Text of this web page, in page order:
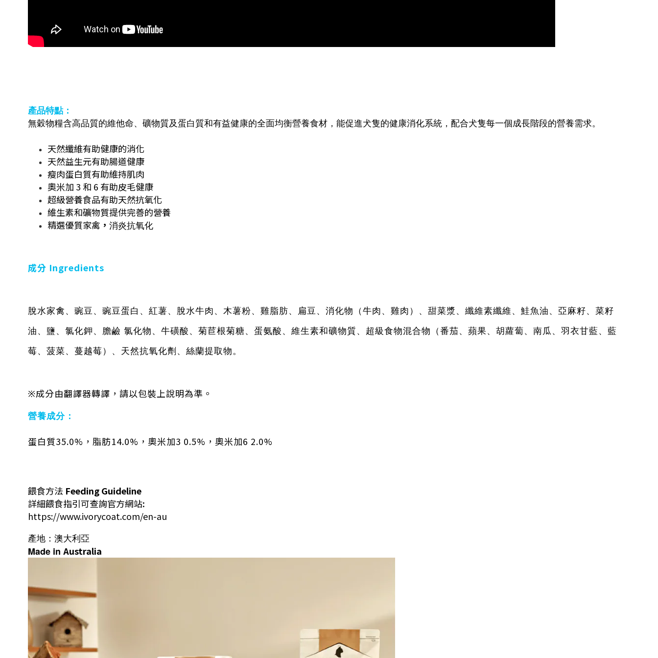
產品特點：
無穀物糧含高品質的維他命、礦物質及蛋白質和有益健康的全面均衡營養食材，能促進犬隻的健康消化系統，配合犬隻每一個成長階段的營養需求。
天然纖維有助健康的消化
天然益生元有助腸道健康
瘦肉蛋白質有助維持肌肉
奧米加 3 和 6 有助皮毛健康
超級營養食品有助天然抗氧化
維生素和礦物質提供完善的營養
精選優質家禽 ， 消炎抗氧化
成分 Ingredients
脫水家禽、豌豆、豌豆蛋白、紅薯、脫水牛肉、木薯粉、雞脂肪、扁豆、消化物（牛肉、雞肉）、甜菜漿、纖維素纖維、鮭魚油、亞麻籽、菜籽
油、鹽、氯化鉀、膽鹼 氯化物、牛磺酸、菊苣根菊糖、蛋氨酸、維生素和礦物質、超級食物混合物（番茄、蘋果、胡蘿蔔、南瓜、羽衣甘藍、藍
莓、菠菜、蔓越莓）、天然抗氧化劑、絲蘭提取物。
※成分由翻譯器轉譯，請以包裝上說明為準。
營養成分：
蛋白質35.0%，脂肪14.0%，奧米加3 0.5%，奧米加6 2.0%
餵食方法 Feeding Guideline
詳細餵食指引可查詢官方網站:
https://www.ivorycoat.com/en-au
產地： 澳大利亞
Made in Australia